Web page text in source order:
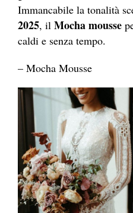
Immancabile la tonalità
2025, il Mocha mousse
caldi e senza tempo.
– Mocha Mousse